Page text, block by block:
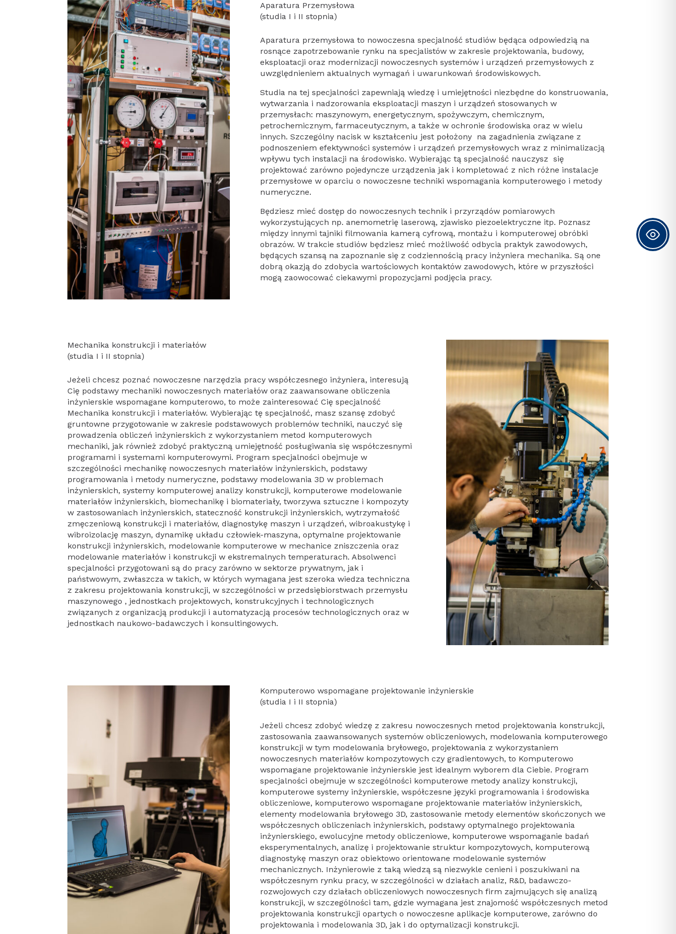
Aparatura Przemysłowa
(studia I i II stopnia)
Aparatura przemysłowa to nowoczesna specjalność studiów będąca odpowiedzią na
rosnące zapotrzebowanie rynku na specjalistów w zakresie projektowania, budowy,
eksploatacji oraz modernizacji nowoczesnych systemów i urządzeń przemysłowych z
uwzględnieniem aktualnych wymagań i uwarunkowań środowiskowych.
Studia na tej specjalności zapewniają wiedzę i umiejętności niezbędne do konstruowania,
wytwarzania i nadzorowania eksploatacji maszyn i urządzeń stosowanych w
przemysłach: maszynowym, energetycznym, spożywczym, chemicznym,
petrochemicznym, farmaceutycznym, a także w ochronie środowiska oraz w wielu
innych. Szczególny nacisk w kształceniu jest położony na zagadnienia związane z
podnoszeniem efektywności systemów i urządzeń przemysłowych wraz z minimalizacją
wpływu tych instalacji na środowisko. Wybierając tą specjalność nauczysz się
projektować zarówno pojedyncze urządzenia jak i kompletować z nich różne instalacje
przemysłowe w oparciu o nowoczesne techniki wspomagania komputerowego i metody
numeryczne.
Będziesz mieć dostęp do nowoczesnych technik i przyrządów pomiarowych
wykorzystujących np. anemometrię laserową, zjawisko piezoelektryczne itp. Poznasz
między innymi tajniki filmowania kamerą cyfrową, montażu i komputerowej obróbki
obrazów. W trakcie studiów będziesz mieć możliwość odbycia praktyk zawodowych,
będących szansą na zapoznanie się z codziennością pracy inżyniera mechanika. Są one
dobrą okazją do zdobycia wartościowych kontaktów zawodowych, które w przyszłości
mogą zaowocować ciekawymi propozycjami podjęcia pracy.
Mechanika konstrukcji i materiałów
(studia I i II stopnia)
Jeżeli chcesz poznać nowoczesne narzędzia pracy współczesnego inżyniera, interesują
Cię podstawy mechaniki nowoczesnych materiałów oraz zaawansowane obliczenia
inżynierskie wspomagane komputerowo, to może zainteresować Cię specjalność
Mechanika konstrukcji i materiałów. Wybierając tę specjalność, masz szansę zdobyć
gruntowne przygotowanie w zakresie podstawowych problemów techniki, nauczyć się
prowadzenia obliczeń inżynierskich z wykorzystaniem metod komputerowych
mechaniki, jak również zdobyć praktyczną umiejętność posługiwania się współczesnymi
programami i systemami komputerowymi. Program specjalności obejmuje w
szczególności mechanikę nowoczesnych materiałów inżynierskich, podstawy
programowania i metody numeryczne, podstawy modelowania 3D w problemach
inżynierskich, systemy komputerowej analizy konstrukcji, komputerowe modelowanie
materiałów inżynierskich, biomechanikę i biomateriały, tworzywa sztuczne i kompozyty
w zastosowaniach inżynierskich, stateczność konstrukcji inżynierskich, wytrzymałość
zmęczeniową konstrukcji i materiałów, diagnostykę maszyn i urządzeń, wibroakustykę i
wibroizolację maszyn, dynamikę układu człowiek-maszyna, optymalne projektowanie
konstrukcji inżynierskich, modelowanie komputerowe w mechanice zniszczenia oraz
modelowanie materiałów i konstrukcji w ekstremalnych temperaturach. Absolwenci
specjalności przygotowani są do pracy zarówno w sektorze prywatnym, jak i
państwowym, zwłaszcza w takich, w których wymagana jest szeroka wiedza techniczna
z zakresu projektowania konstrukcji, w szczególności w przedsiębiorstwach przemysłu
maszynowego , jednostkach projektowych, konstrukcyjnych i technologicznych
związanych z organizacją produkcji i automatyzacją procesów technologicznych oraz w
jednostkach naukowo-badawczych i konsultingowych.
Komputerowo wspomagane projektowanie inżynierskie
(studia I i II stopnia)
Jeżeli chcesz zdobyć wiedzę z zakresu nowoczesnych metod projektowania konstrukcji,
zastosowania zaawansowanych systemów obliczeniowych, modelowania komputerowego
konstrukcji w tym modelowania bryłowego, projektowania z wykorzystaniem
nowoczesnych materiałów kompozytowych czy gradientowych, to Komputerowo
wspomagane projektowanie inżynierskie jest idealnym wyborem dla Ciebie. Program
specjalności obejmuje w szczególności komputerowe metody analizy konstrukcji,
komputerowe systemy inżynierskie, współczesne języki programowania i środowiska
obliczeniowe, komputerowo wspomagane projektowanie materiałów inżynierskich,
elementy modelowania bryłowego 3D, zastosowanie metody elementów skończonych we
współczesnych obliczeniach inżynierskich, podstawy optymalnego projektowania
inżynierskiego, ewolucyjne metody obliczeniowe, komputerowe wspomaganie badań
eksperymentalnych, analizę i projektowanie struktur kompozytowych, komputerową
diagnostykę maszyn oraz obiektowo orientowane modelowanie systemów
mechanicznych. Inżynierowie z taką wiedzą są niezwykle cenieni i poszukiwani na
współczesnym rynku pracy, w szczególności w działach analiz, R&D, badawczo-
rozwojowych czy działach obliczeniowych nowoczesnych firm zajmujących się analizą
konstrukcji, w szczególności tam, gdzie wymagana jest znajomość współczesnych metod
projektowania konstrukcji opartych o nowoczesne aplikacje komputerowe, zarówno do
projektowania i modelowania 3D, jak i do optymalizacji konstrukcji.